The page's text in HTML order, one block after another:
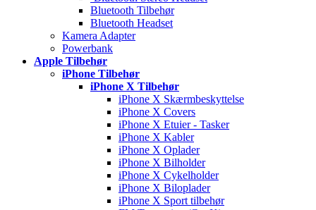
Bluetooth Tilbehør
Bluetooth Headset
Kamera Adapter
Powerbank
Apple Tilbehør
iPhone Tilbehør
iPhone X Tilbehør
iPhone X Skærmbeskyttelse
iPhone X Covers
iPhone X Etuier - Tasker
iPhone X Kabler
iPhone X Oplader
iPhone X Bilholder
iPhone X Cykelholder
iPhone X Biloplader
iPhone X Sport tilbehør